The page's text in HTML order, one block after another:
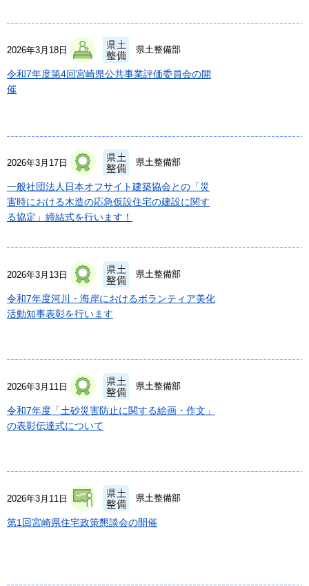
2026年3月18日 県土整備部
令和7年度第4回宮崎県公共事業評価委員会の開
催
2026年3月17日 県土整備部
一般社団法人日本オフサイト建築協会との「災
害時における木造の応急仮設住宅の建設に関す
る協定」締結式を行います！
2026年3月13日 県土整備部
令和7年度河川・海岸におけるボランティア美化
活動知事表彰を行います
2026年3月11日 県土整備部
令和7年度「土砂災害防止に関する絵画・作文」
の表彰伝達式について
2026年3月11日 県土整備部
第1回宮崎県住宅政策懇談会の開催